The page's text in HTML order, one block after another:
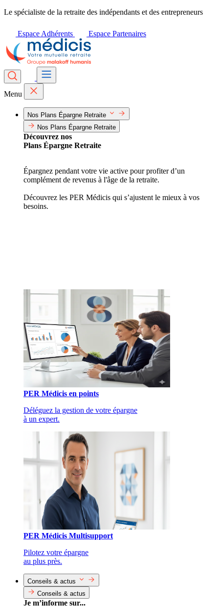
Le spécialiste de la retraite des indépendants et des entrepreneurs
Espace Adhérents Espace Partenaires
Menu
Nos Plans Épargne Retraite
Nos Plans Épargne Retraite
Découvrez nos
Plans Épargne Retraite
Épargnez pendant votre vie active pour profiter d’un
complément de revenus à l'âge de la retraite.
Découvrez les PER Médicis qui s’ajustent le mieux à vos
besoins.
PER Médicis en points
Déléguez la gestion de votre épargne
à un expert.
PER Médicis Multisupport
Pilotez votre épargne
au plus près.
Conseils & actus
Conseils & actus
Je m’informe sur...